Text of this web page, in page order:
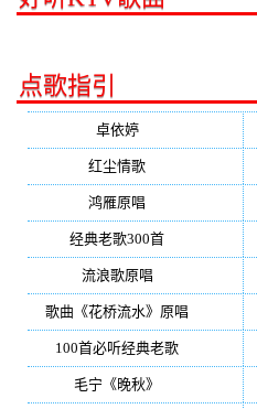
点歌指引
卓依婷(350)
红尘情歌
鸿雁原唱
经典老歌300首
流浪歌原唱
歌曲《花桥流水》原唱
100首必听经典老歌
毛宁《晚秋》